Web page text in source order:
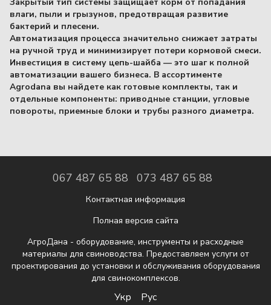
влаги, пыли и грызунов, предотвращая развитие
бактерий и плесени.
Автоматизация процесса значительно снижает затраты
на ручной труд и минимизирует потери кормовой смеси.
Инвестиция в систему цепь-шайба — это шаг к полной
автоматизации вашего бизнеса. В ассортименте
Agrodana вы найдете как готовые комплекты, так и
отдельные компоненты: приводные станции, угловые
повороты, приемные блоки и трубы разного диаметра.
067 487 65 88 073 487 65 88
Контактная информация
Полная версия сайта
АгроДана - оборудование, инструменты и расходные
материалы для свиноводства. Предоставляем услуги от
проектирования до установки и обслуживания оборудования
для свинокомплексов.
Укр Рус